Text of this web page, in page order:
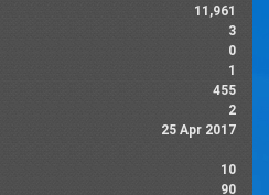
11,961
3
0
1
455
2
25 Apr 2017
10
90